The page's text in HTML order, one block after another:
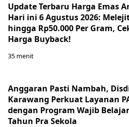
Update Terbaru Harga Emas
Hari ini 6 Agustus 2026:
hingga Rp50.000 Per Gram,
Harga Buyback!
35 menit
Anggaran Pasti Nambah,
Karawang Perkuat Layanan
dengan Program Wajib
Tahun Pra Sekola